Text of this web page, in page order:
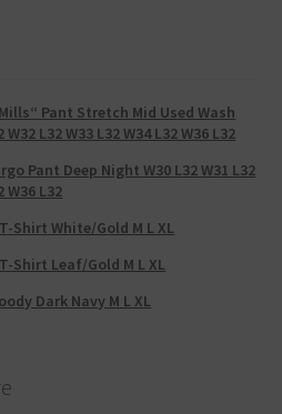
Pant Stretch Mid Used Wash
W32 L32 W33 L32 W34 L32 W36 L32
Pant Deep Night W30 L32 W31 L32
W36 L32
Shirt White/Gold M L XL
Shirt Leaf/Gold M L XL
Dark Navy M L XL